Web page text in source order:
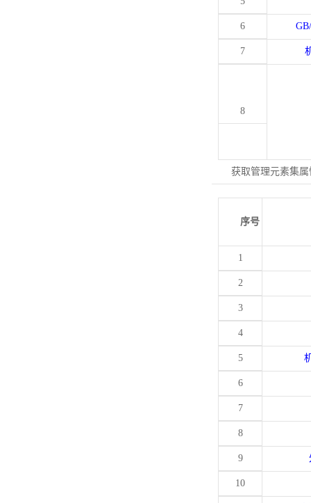
6
7
8
获取管理元素集
序号
1
2
3
4
5
6
7
8
9
10